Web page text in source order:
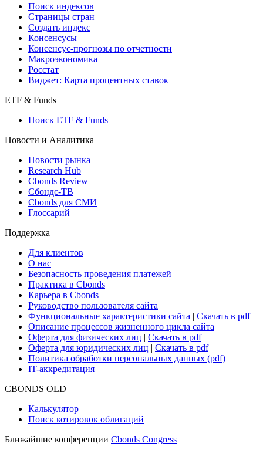
Поиск индексов
Страницы стран
Создать индекс
Консенсусы
Консенсус-прогнозы по отчетности
Макроэкономика
Росстат
Виджет: Карта процентных ставок
ETF & Funds
Поиск ETF & Funds
Новости и Аналитика
Новости рынка
Research Hub
Cbonds Review
Сбондс-ТВ
Cbonds для СМИ
Глоссарий
Поддержка
Для клиентов
О нас
Безопасность проведения платежей
Практика в Cbonds
Карьера в Cbonds
Руководство пользователя сайта
Функциональные характеристики сайта | Скачать в pdf
Описание процессов жизненного цикла сайта
Оферта для физических лиц | Скачать в pdf
Оферта для юридических лиц | Скачать в pdf
Политика обработки персональных данных (pdf)
IT-аккредитация
CBONDS OLD
Калькулятор
Поиск котировок облигаций
Ближайшие конференции Cbonds Congress